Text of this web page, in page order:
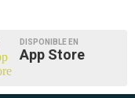
DISPONIBLE EN
App Store